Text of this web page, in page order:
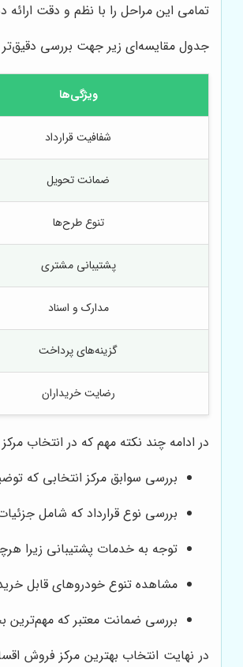
تمامی این مراحل را با نظم و دقت
جدول مقایسه‌ای زیر جهت بررسی دقیق‌تر
ویژگی‌ها
شفافیت قرارداد
ضمانت تحویل
تنوع طرح‌ها
پشتیبانی مشتری
مدارک و اسناد
گزینه‌های پرداخت
رضایت خریداران
در ادامه چند نکته مهم که در انتخاب
بررسی سوابق مرکز انتخابی که
بررسی نوع قرارداد که شامل
توجه به خدمات پشتیبانی زیرا
مشاهده تنوع خودروهای قابل
بررسی ضمانت معتبر که
در نهایت انتخاب بهترین مرکز فروش